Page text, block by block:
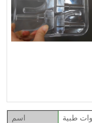
اسم
طبية